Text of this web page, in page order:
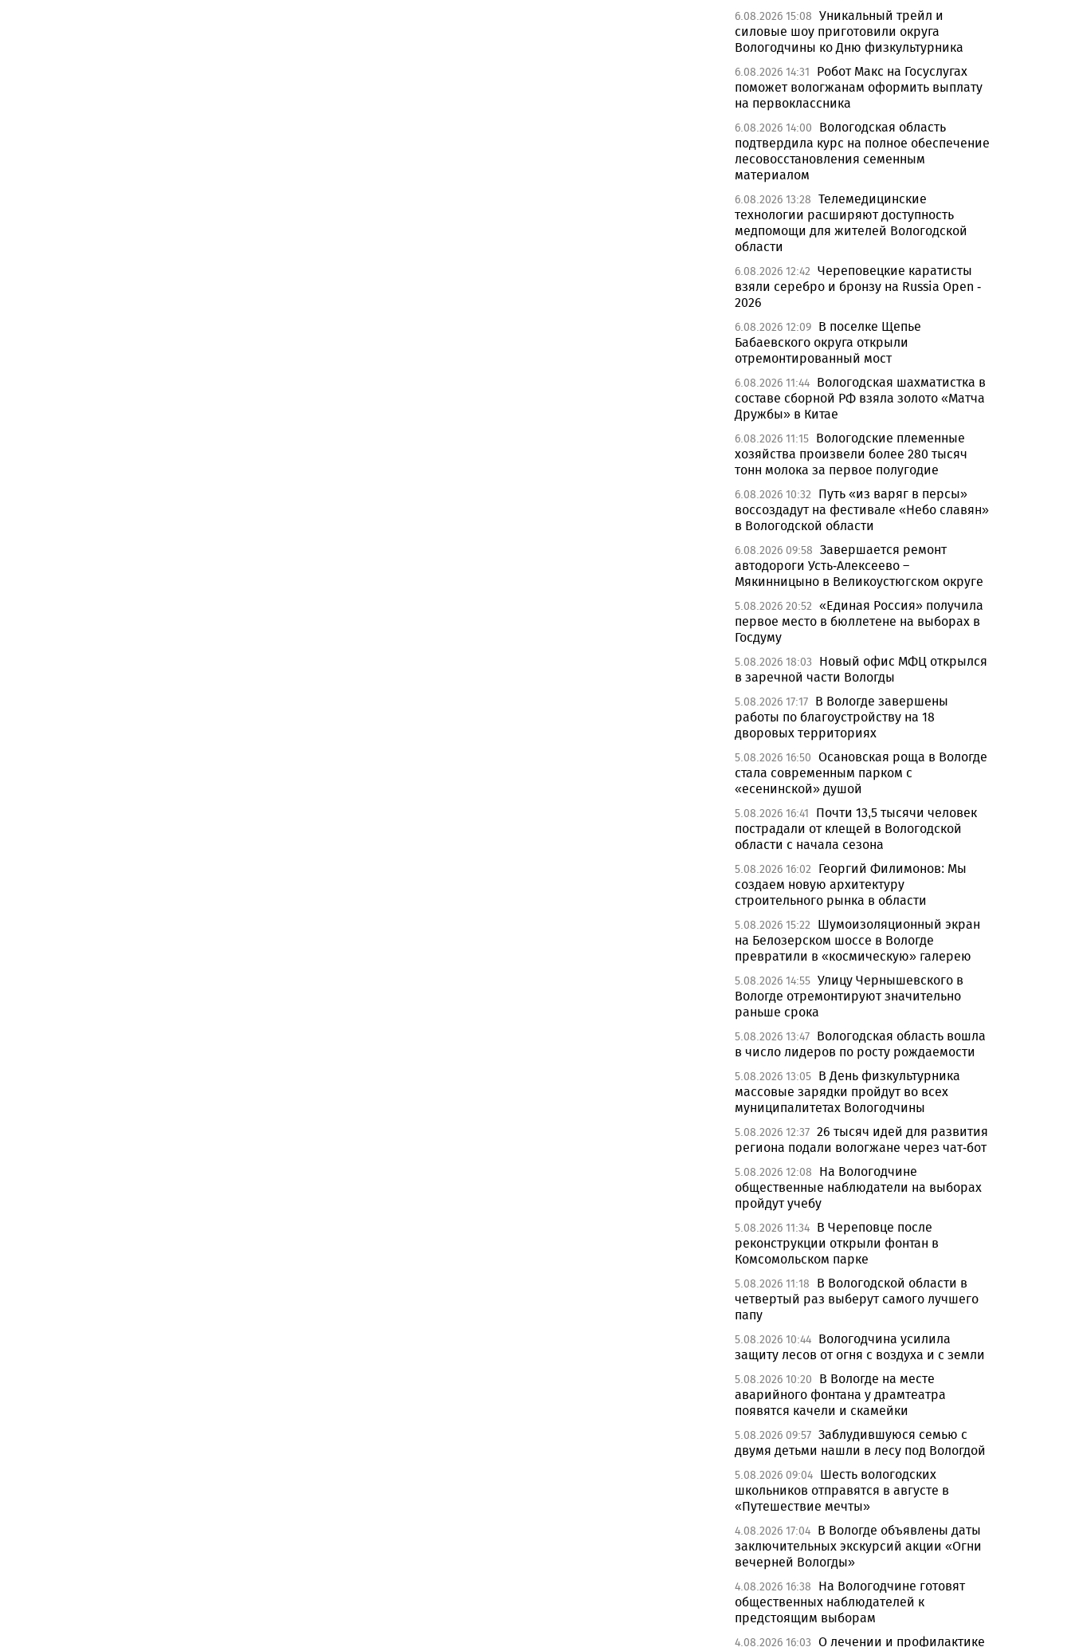
6.08.2026 15:08 Уникальный трейл и
силовые шоу приготовили округа
Вологодчины ко Дню физкультурника
6.08.2026 14:31
Робот Макс на Госуслугах
поможет вологжанам оформить выплату
на первоклассника
6.08.2026 14:00
Вологодская область
подтвердила курс на полное обеспечение
лесовосстановления семенным
материалом
6.08.2026 13:28 Телемедицинские
технологии расширяют доступность
медпомощи для жителей Вологодской
области
6.08.2026 12:42 Череповецкие каратисты
взяли серебро и бронзу на Russia Open -
2026
6.08.2026 12:09 В поселке Щепье
Бабаевского округа открыли
отремонтированный мост
6.08.2026 11:44 Вологодская шахматистка в
составе сборной РФ взяла золото «Матча
Дружбы» в Китае
6.08.2026 11:15 Вологодские племенные
хозяйства произвели более 280 тысяч
тонн молока за первое полугодие
6.08.2026 10:32
Путь «из варяг в персы»
воссоздадут на фестивале «Небо славян»
в Вологодской области
6.08.2026 09:58 Завершается ремонт
автодороги Усть-Алексеево –
Мякинницыно в Великоустюгском округе
5.08.2026 20:52 «Единая Россия» получила
первое место в бюллетене на выборах в
Госдуму
5.08.2026 18:03
Новый офис МФЦ открылся
в заречной части Вологды
5.08.2026 17:17 В Вологде завершены
работы по благоустройству на 18
дворовых территориях
5.08.2026 16:50 Осановская роща в Вологде
стала современным парком с
«есенинской» душой
5.08.2026 16:41
Почти 13,5 тысячи человек
пострадали от клещей в Вологодской
области с начала сезона
5.08.2026 16:02
Георгий Филимонов: Мы
создаем новую архитектуру
строительного рынка в области
5.08.2026 15:22
Шумоизоляционный экран
на Белозерском шоссе в Вологде
превратили в «космическую» галерею
5.08.2026 14:55 Улицу Чернышевского в
Вологде отремонтируют значительно
раньше срока
5.08.2026 13:47 Вологодская область вошла
в число лидеров по росту рождаемости
5.08.2026 13:05 В День физкультурника
массовые зарядки пройдут во всех
муниципалитетах Вологодчины
5.08.2026 12:37 26 тысяч идей для развития
региона подали вологжане через чат-бот
5.08.2026 12:08
На Вологодчине
общественные наблюдатели на выборах
пройдут учебу
5.08.2026 11:34 В Череповце после
реконструкции открыли фонтан в
Комсомольском парке
5.08.2026 11:18
В Вологодской области в
четвертый раз выберут самого лучшего
папу
5.08.2026 10:44 Вологодчина усилила
защиту лесов от огня с воздуха и с земли
5.08.2026 10:20
В Вологде на месте
аварийного фонтана у драмтеатра
появятся качели и скамейки
5.08.2026 09:57 Заблудившуюся семью с
двумя детьми нашли в лесу под Вологдой
5.08.2026 09:04 Шесть вологодских
школьников отправятся в августе в
«Путешествие мечты»
4.08.2026 17:04 В Вологде объявлены даты
заключительных экскурсий акции «Огни
вечерней Вологды»
4.08.2026 16:38
На Вологодчине готовят
общественных наблюдателей к
предстоящим выборам
4.08.2026 16:03 О лечении и профилактике